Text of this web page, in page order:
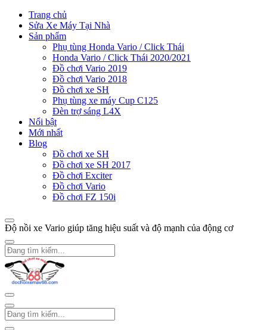
Trang chủ
Sửa Xe Máy Tại Nhà
Sản phẩm
Phụ tùng Honda Vario / Click Thái
Honda Vario / Click Thái 2020/2021
Đồ chơi Vario 2019
Đồ chơi Vario 2018
Đồ chơi xe SH
Phụ tùng xe máy Cup C125
Đèn trợ sáng L4X
Nổi bật
Mới nhất
Blog
Đồ chơi xe SH
Đồ chơi xe SH 2017
Đồ chơi Exciter
Đồ chơi Vario
Đồ chơi FZ 150i
Độ nồi xe Vario giúp tăng hiệu suất và độ mạnh của động cơ